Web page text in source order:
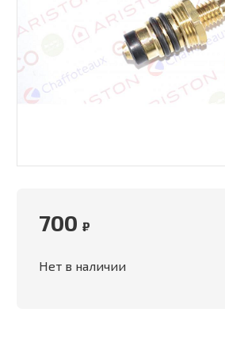
700 ₽
Нет в наличии